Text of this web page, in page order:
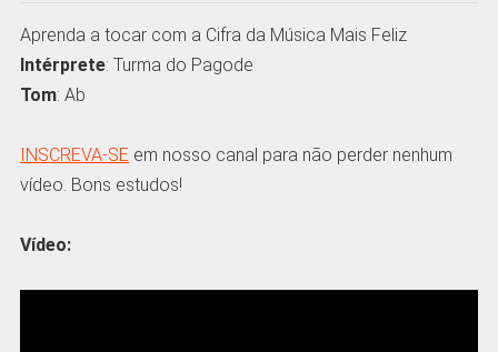
Aprenda a tocar com a Cifra da Música Mais Feliz
Intérprete: Turma do Pagode
Tom: Ab
INSCREVA-SE em nosso canal para não perder nenhum
vídeo. Bons estudos!
Vídeo: